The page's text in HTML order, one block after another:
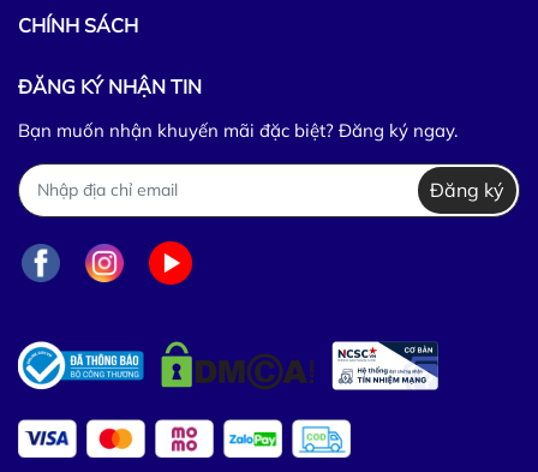
CHÍNH SÁCH
ĐĂNG KÝ NHẬN TIN
Bạn muốn nhận khuyến mãi đặc biệt? Đăng ký ngay.
Đăng ký